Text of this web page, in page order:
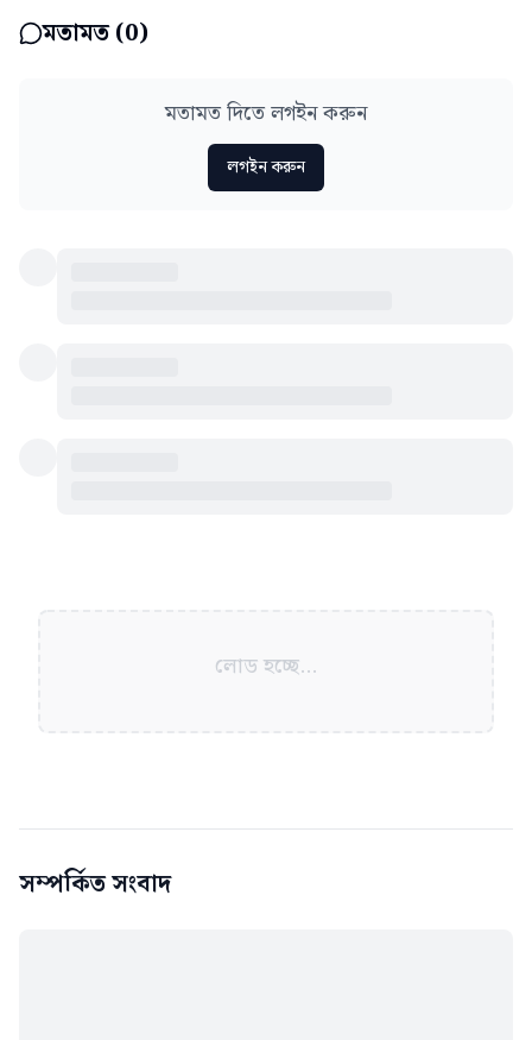
মতামত (0)
মতামত দিতে লগইন করুন
লগইন করুন
লোড হচ্ছে...
সম্পর্কিত সংবাদ